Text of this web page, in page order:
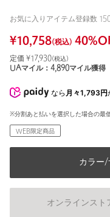
お気に入りアイテム登録数
¥10,758(税込) 40
定価 ¥17,930(税込)
UAマイル： 4,890マイル獲得
なら 月々1,793円
※分割あと払いを選択した場合の最
WEB限定商品
カラー/
オンラインスト